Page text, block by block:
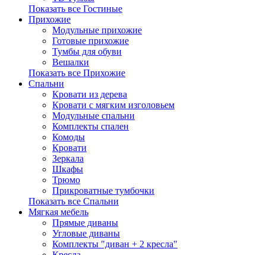
Показать все Гостиные
Прихожие
Модульные прихожие
Готовые прихожие
Тумбы для обуви
Вешалки
Показать все Прихожие
Спальни
Кровати из дерева
Кровати с мягким изголовьем
Модульные спальни
Комплекты спален
Комоды
Кровати
Зеркала
Шкафы
Трюмо
Прикроватные тумбочки
Показать все Спальни
Мягкая мебель
Прямые диваны
Угловые диваны
Комплекты "диван + 2 кресла"